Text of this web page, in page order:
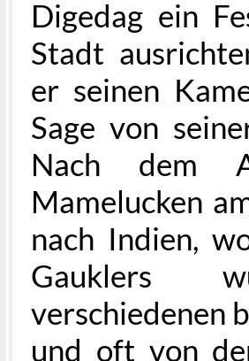
Digedag ein
Stadt
er seinen
Sage von
Nach dem
Mamelucken
nach Indien,
Gauklers
verschiedenen
und oft von